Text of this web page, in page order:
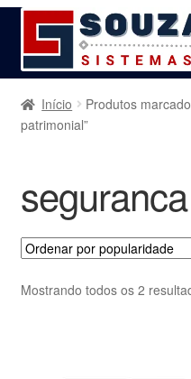
Pular
para
navegação
Pular
para
o
conteúdo
Home
Serviços
Produtos
Blog
Início
Produtos
patrimonial”
Mostrando todos os 2